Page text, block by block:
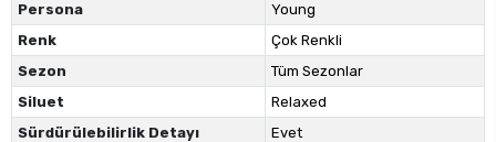
Persona
Young
Renk
Çok Renkli
Sezon
Tüm Sezonlar
Siluet
Relaxed
Sürdürülebilirlik Detayı
Evet